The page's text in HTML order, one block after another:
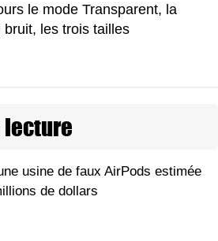
le mode Transparent, la
les trois tailles
lecture
usine de faux AirPods estimée
de dollars